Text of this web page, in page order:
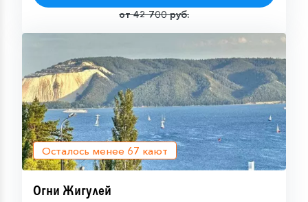
от 42 700 руб.
Осталось менее 67 кают
Огни Жигулей